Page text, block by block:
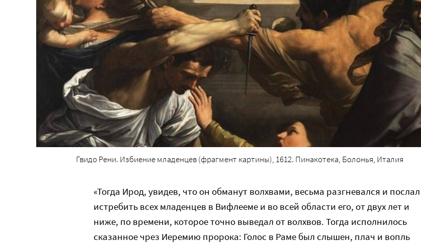
Гвидо Рени. Избиение младенцев (фрагмент картины), 1612. Пинакотека, Болонья, Италия
«Тогда Ирод, увидев, что он обманут волхвами, весьма разгневался и послал
истребить всех младенцев в Вифлееме и во всей области его, от двух лет и
ниже, по времени, которое точно выведал от волхвов. Тогда исполнилось
сказанное чрез Иеремию пророка: Голос в Раме был слышен, плач и вопль